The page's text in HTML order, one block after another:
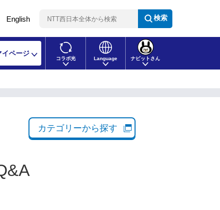
English 検索
イページ
コラボ光 Language ナビットさん
カテゴリーから探す